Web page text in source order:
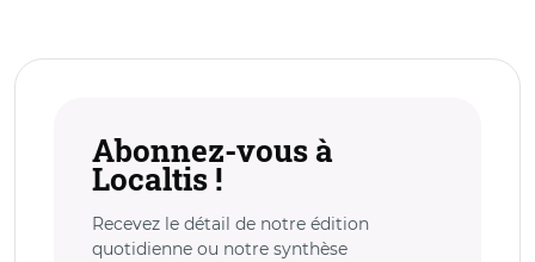
Abonnez-vous à
Localtis !
Recevez le détail de notre édition
quotidienne ou notre synthèse